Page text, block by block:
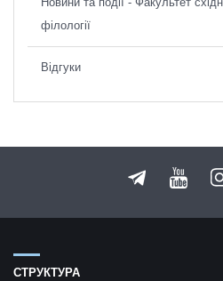
філології
Відгуки
СТРУКТУРА